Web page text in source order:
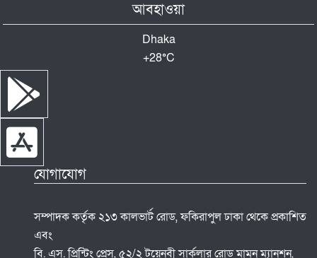
আবহাওয়া
Dhaka
+28°C
যোগাযোগ
সম্পাদক কর্তৃক ২১৩ কালভার্ট রোড, ফকিরাপুল ঢাকা থেকে প্রকাশিত
এবং
বি. এস. প্রিন্টিং প্রেস, ৫২/২ টয়েনবী সার্কুলার রোড মামুন ম্যানশন,